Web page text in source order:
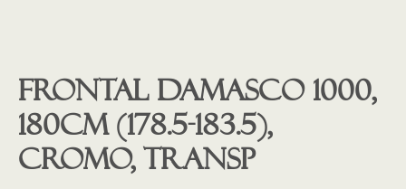
Frontal Damasco 1000,
180cm (178.5-183.5),
cromo, transp